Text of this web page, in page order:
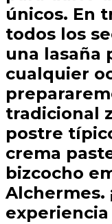
únicos. En
todos los
una lasaña
cualquier
tradicional
postre
crema
bizcocho
Alchermes.